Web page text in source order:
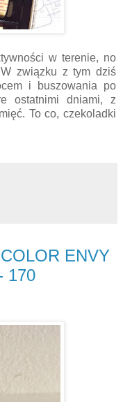
w terenie, no
związku z tym dziś
i buszowania po
ostatnimi dniami, z
. To co, czekoladki
ENVY
170